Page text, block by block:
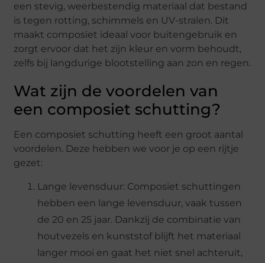
een stevig, weerbestendig materiaal dat bestand
is tegen rotting, schimmels en UV-stralen. Dit
maakt composiet ideaal voor buitengebruik en
zorgt ervoor dat het zijn kleur en vorm behoudt,
zelfs bij langdurige blootstelling aan zon en regen.
Wat zijn de voordelen van
een composiet schutting?
Een composiet schutting heeft een groot aantal
voordelen. Deze hebben we voor je op een rijtje
gezet:
Lange levensduur: Composiet schuttingen
hebben een lange levensduur, vaak tussen
de 20 en 25 jaar. Dankzij de combinatie van
houtvezels en kunststof blijft het materiaal
langer mooi en gaat het niet snel achteruit,